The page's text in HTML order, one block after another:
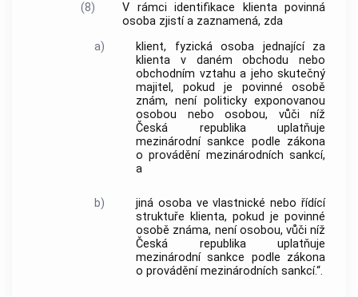
(8)
V rámci identifikace klienta povinná
osoba zjistí a zaznamená, zda
a)
klient, fyzická osoba jednající za
klienta v daném obchodu nebo
obchodním vztahu a jeho skutečný
majitel, pokud je povinné osobě
znám, není politicky exponovanou
osobou nebo osobou, vůči níž
Česká republika uplatňuje
mezinárodní sankce podle zákona
o provádění mezinárodních sankcí,
a
b)
jiná osoba ve vlastnické nebo řídící
struktuře klienta, pokud je povinné
osobě známa, není osobou, vůči níž
Česká republika uplatňuje
mezinárodní sankce podle zákona
o provádění mezinárodních sankcí.“.